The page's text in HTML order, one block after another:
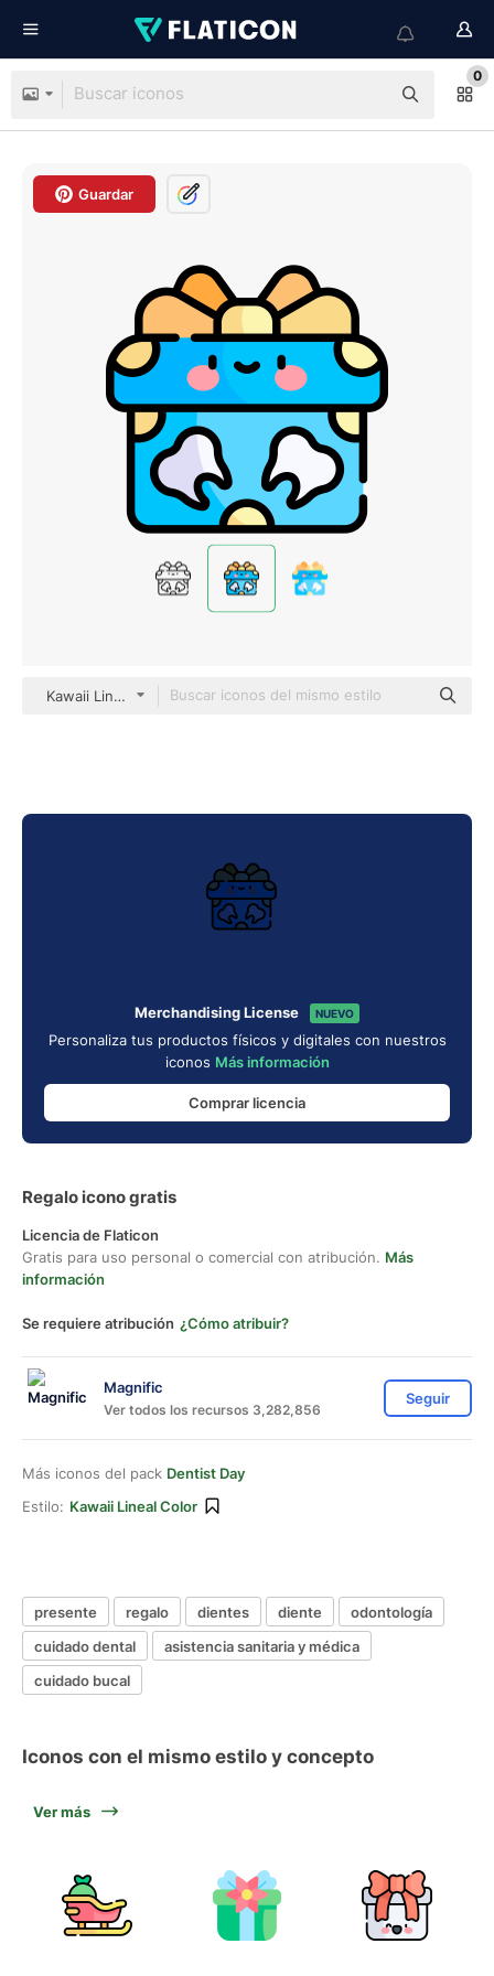
0
Guardar
Kawaii Lineal color
Merchandising License NUEVO
Personaliza tus productos físicos y digitales con nuestros
iconos Más información
Comprar licencia
Regalo icono gratis
Licencia de Flaticon
Gratis para uso personal o comercial con atribución. Más
información
Se requiere atribución ¿Cómo atribuir?
Magnific
Ver todos los recursos 3,282,856
Seguir
Más iconos del pack Dentist Day
Estilo: Kawaii Lineal Color
presente regalo dientes diente
odontología
cuidado dental
asistencia sanitaria y médica
cuidado bucal
Iconos con el mismo estilo y concepto
Ver más